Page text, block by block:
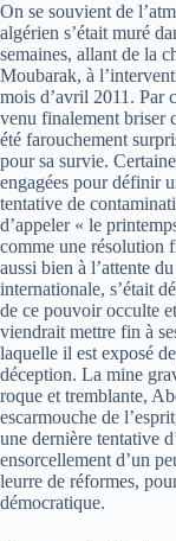
On se souvient de
algérien s’était muré
semaines, allant de la
Moubarak, à
mois d’avril 2011. Par
venu finalement briser
été farouchement
pour sa survie.
engagées pour définir
tentative de
d’appeler « le
comme une résolution
aussi bien à l’attente
internationale, s’était
de ce pouvoir occulte
viendrait mettre fin à
laquelle il est exposé
déception. La mine
roque et tremblante,
escarmouche de
une dernière tentative
ensorcellement d’un
leurre de réformes,
démocratique.